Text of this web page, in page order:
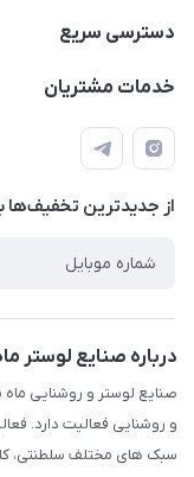
09171115348
طبقه همکف واحد 131
دسترسی سریع
مجله فروشگاه
درباره ما
تماس با ما
خدمات مشتریان
قوانین و مقررات
حریم خصوصی
راهنما
از جدید‌ترین تخفیف‌ها
درباره صنایع لوستر
صنایع لوستر و روشنایی
و روشنایی فعالیت دارد.
سبک های مختلف سلطنتی،